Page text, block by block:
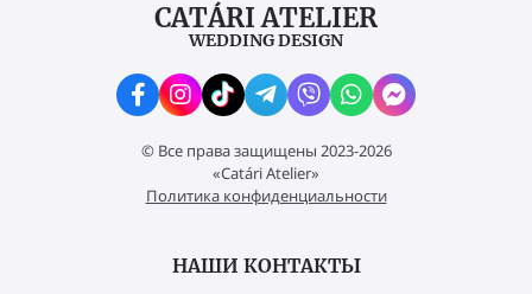
CATÁRI ATELIER
WEDDING DESIGN
© Все права защищены 2023-2026
«Catári Atelier»
Политика конфиденциальности
НАШИ КОНТАКТЫ